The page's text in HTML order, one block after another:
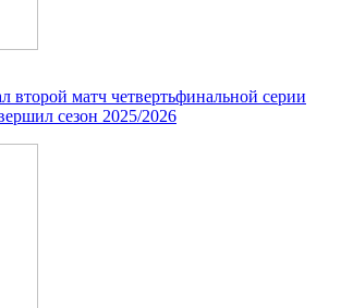
второй матч четвертьфинальной серии
сезон 2025/2026